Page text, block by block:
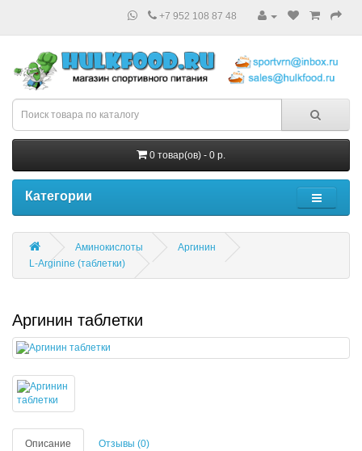
+7 952 108 87 48
0 товар(ов) - 0 р.
Категории
Аминокислоты
Аргинин
L-Arginine (таблетки)
Аргинин таблетки
Описание Отзывы (0)